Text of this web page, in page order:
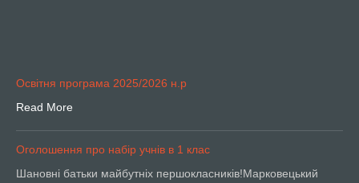
Освітня програма 2025/2026 н.р
Read More
Оголошення про набір учнів в 1 клас
Шановні батьки майбутніх першокласників!Марковецький